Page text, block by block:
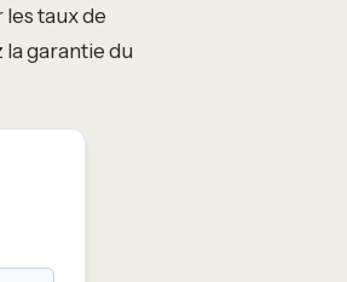
taux de
garantie du